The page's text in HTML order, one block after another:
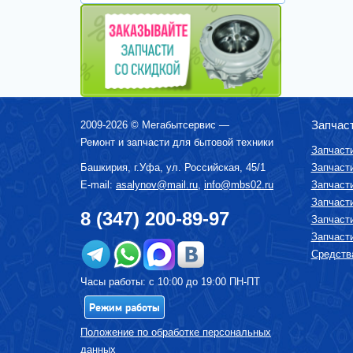
2009-2026 © Мегабытсервис —
Ремонт и запчасти для бытовой техники
Башкирия, г.Уфа, ул. Российская, 45/1
E-mail: asalynov@mail.ru, info@mbs02.ru
8 (347) 200-89-97
Часы работы: с 10:00 до 19:00 ПН-ПТ
Режим работы
Положение по обработке персональных
данных